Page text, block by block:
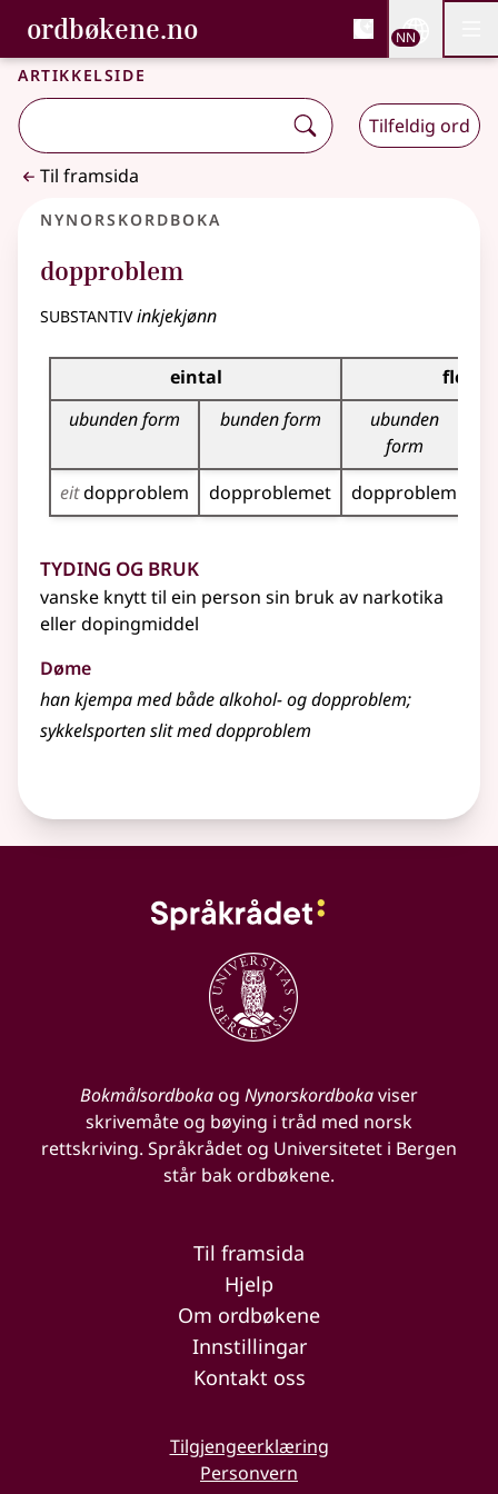
Gå til hovudinnhald
Tilgjenge
ordbøkene.no, Bokmålsordboka og
Bokmålsordboka og Nynorskordboka
NN
Artikkelside
Tilfeldig ord
Til framsida
Nynorskordboka
dopproblem
substantivinkjekjønn
Bøyningstabell for dette substantivet
eintal
ubunden form
bunden form
ubunden
form
eitdopproblem dopproblemet dopproblem
Tyding og bruk
vanske knytt til ein person sin bruk av narkotika
eller dopingmiddel
Døme
han kjempa med både alkohol- og dopproblem;
sykkelsporten slit med dopproblem
Bokmålsordbokaog Nynorskordbokaviser
skrivemåte og bøying i tråd med norsk
rettskriving. Språkrådet og Universitetet i Bergen
står bak ordbøkene.
Til framsida
Hjelp
Om ordbøkene
Innstillingar
Kontakt oss
Tilgjengeerklæring
Personvern